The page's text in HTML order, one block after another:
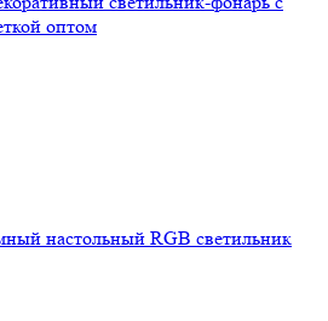
оптом
настольный RGB светильник